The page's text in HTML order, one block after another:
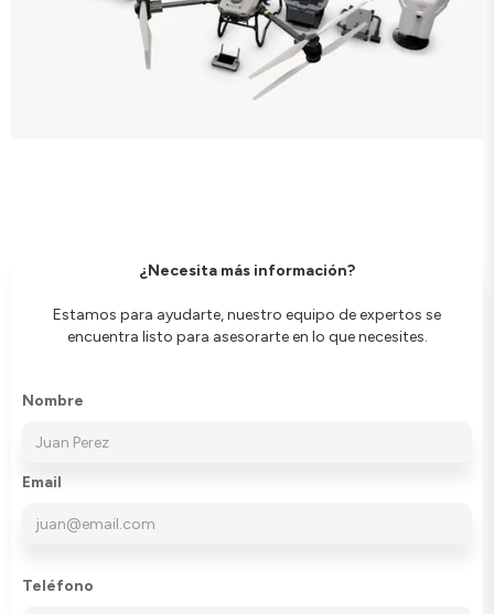
¿Necesita más información?
Estamos para ayudarte, nuestro equipo de expertos se
encuentra listo para asesorarte en lo que necesites.
Nombre
Email
Teléfono